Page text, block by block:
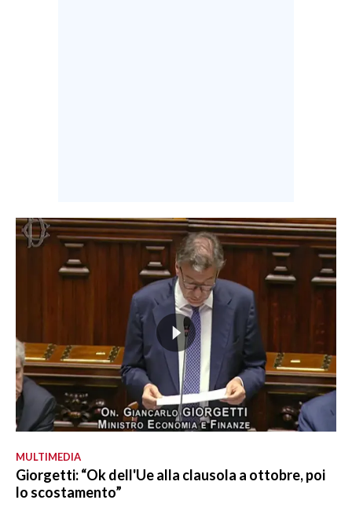
MULTIMEDIA
Giorgetti: “Ok dell'Ue alla clausola a ottobre, poi
lo scostamento”